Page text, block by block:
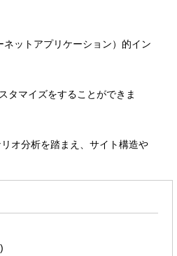
ットアプリケーション）的イン
タマイズをすることができま
オ分析を踏まえ、サイト構造や